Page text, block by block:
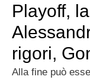
Playoff,
rigori,
Alla fine può